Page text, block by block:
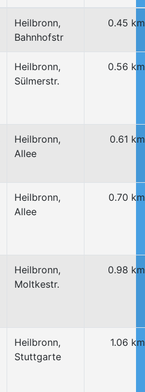
Heilbronn,
Bahnhofstr
0.45 km
Heilbronn,
Sülmerstr.
0.56 km
Heilbronn,
Allee
0.61 km
Heilbronn,
Allee
0.70 km
Heilbronn,
Moltkestr.
0.98 km
Heilbronn,
Stuttgarte
1.06 km